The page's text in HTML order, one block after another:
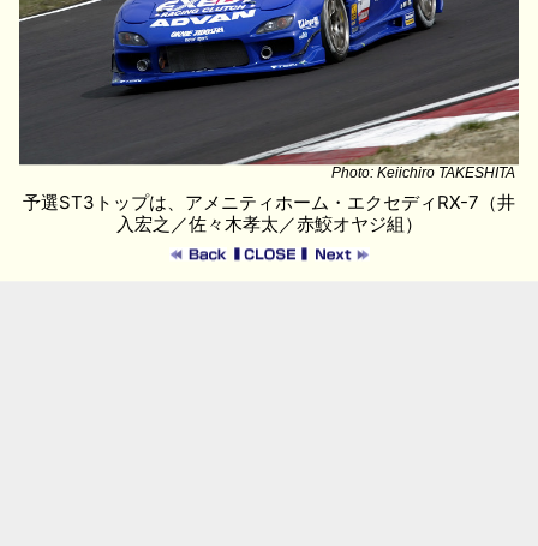
Photo: Keiichiro TAKESHITA
予選ST3トップは、アメニティホーム・エクセディRX-7（井
入宏之／佐々木孝太／赤鮫オヤジ組）